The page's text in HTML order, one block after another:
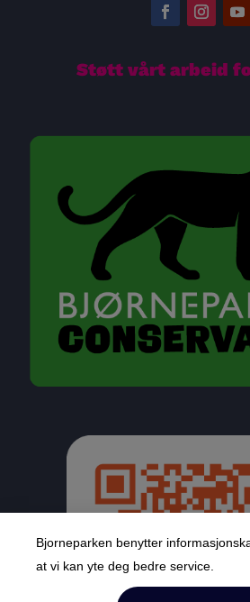
Støtt vårt arbeid
Bjorneparken benytter
at vi kan yte deg bedre service.